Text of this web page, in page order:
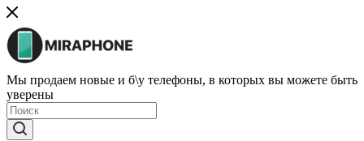
Мы продаем новые и б\у телефоны, в которых вы можете быть
уверены